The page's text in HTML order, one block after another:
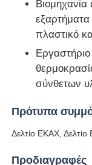
Μηχανή
Μηχανή
λαστιχένιος
πλαστικό
σύνθετων
Πρότυπα
Δελτίο ΕΚΑΧ,
Προδιαγραφές